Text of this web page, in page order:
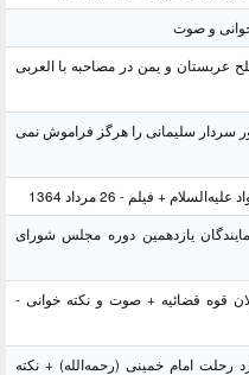
خوانی و صوت
عربستان و یمن در مصاحبه با العربی
سردار سلیمانی را هرگز فراموش نمی
+ فیلم - 26 مرداد 1364
یازدهمین دوره مجلس شورای
قوه قضائیه + صوت و نکته خوانی -
رحلت امام خمینی (رحمه‌الله) + نکته